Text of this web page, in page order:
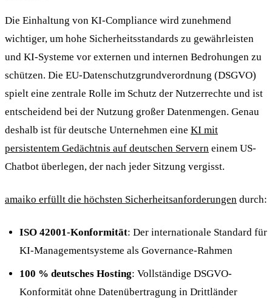
Die Einhaltung von KI-Compliance wird zunehmend
wichtiger, um hohe Sicherheitsstandards zu gewährleisten
und KI-Systeme vor externen und internen Bedrohungen zu
schützen. Die EU-Datenschutzgrundverordnung (DSGVO)
spielt eine zentrale Rolle im Schutz der Nutzerrechte und ist
entscheidend bei der Nutzung großer Datenmengen. Genau
deshalb ist für deutsche Unternehmen eine KI mit
persistentem Gedächtnis auf deutschen Servern einem US-
Chatbot überlegen, der nach jeder Sitzung vergisst.
amaiko erfüllt die höchsten Sicherheitsanforderungen durch:
ISO 42001-Konformität: Der internationale Standard für
KI-Managementsysteme als Governance-Rahmen
100 % deutsches Hosting: Vollständige DSGVO-
Konformität ohne Datenübertragung in Drittländer